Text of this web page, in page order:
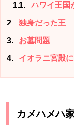
1.1 ハワイ王国
2 独身だった王
3 お墓問題
4 イオラニ宮殿
カメハメハ